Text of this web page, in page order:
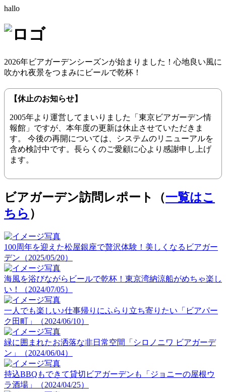
hallo
2026年ビアガーデンシーズンが始まりました！心地良い風に
吹かれ夜景をつまみにビールで乾杯！
【休止のお知らせ】
2005年より運営してまいりました「東京ビアガーデン情
報館」ですが、本年度の更新は休止させていただきま
す。 今後の再開については、システムのリニューアルを
含め検討中です。長らくのご愛顧に心より感謝申し上げ
ます。
ビアガーデン訪問レポート（一覧はこ
ちら ）
100周年を迎えた松屋銀座で贅沢体験！美しくなるビアガー
デン（2025/05/20）
海風を浴びながらビールで乾杯！東京湾納涼船がめちゃ楽し
い！（2024/07/05）
一人でも楽しい♪仕事帰りにふらり立ち寄りたい「ビアパー
ク田町」（2024/06/10）
緑に囲まれたお洒落な非日常空間「シロノニワ ビアガーデ
ン」（2024/06/04）
持込BBQもできて貸切ビアガーデンも「ジョニーの屋根ウ
ラ酒場」（2024/04/25）